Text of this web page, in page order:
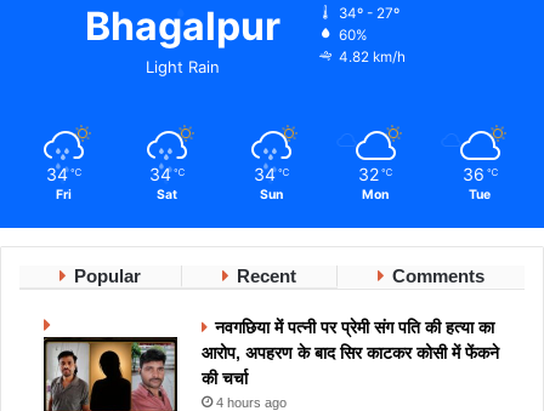
Bhagalpur
Light Rain
34º - 27º
60%
4.82 km/h
34 ℃
Fri
34 ℃
Sat
34 ℃
Sun
32 ℃
Mon
36 ℃
Tue
Popular Recent Comments
नवगछिया में पत्नी पर प्रेमी संग पति की हत्या का
आरोप, अपहरण के बाद सिर काटकर कोसी में फेंकने
की चर्चा
4 hours ago